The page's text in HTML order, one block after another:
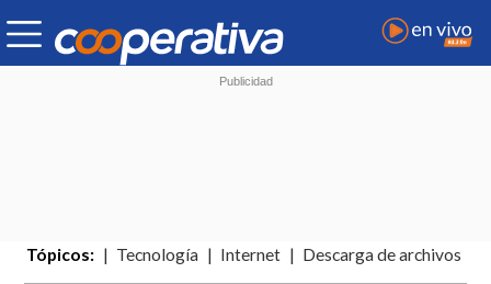
Tópicos: Tecnología Internet Descarga de archivos